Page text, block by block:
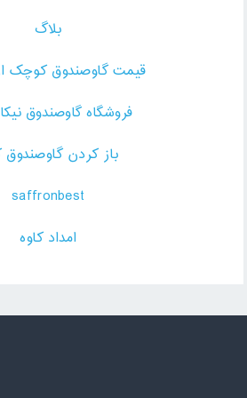
بلاگ
قیمت گاوصندوق کوچک
فروشگاه گاوصندوق
باز کردن گاوصندوق
saffronbest
امداد کاوه